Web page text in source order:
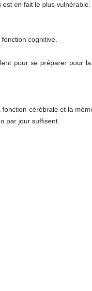
en fait le plus vulnérable.
cognitive.
pour se préparer pour
cérébrale et la
par jour suffisent.